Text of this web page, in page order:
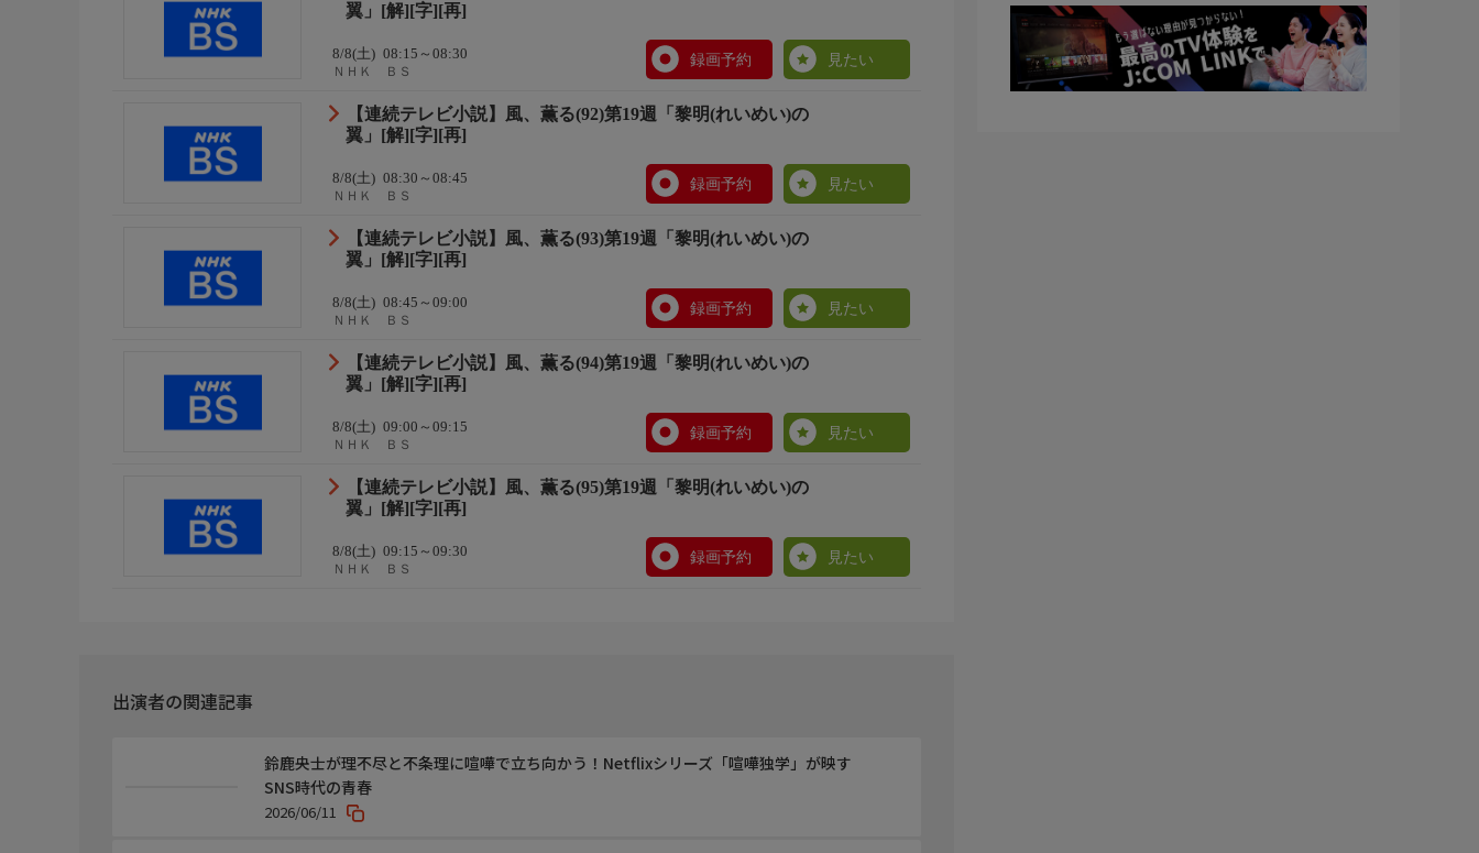
翼」[解][字][再]
8/8(土) 08:15～08:30
ＮＨＫ ＢＳ
録画予約 見たい
【連続テレビ小説】風、薫る(92)第19週「黎明(れいめい)の
翼」[解][字][再]
8/8(土) 08:30～08:45
ＮＨＫ ＢＳ
録画予約 見たい
【連続テレビ小説】風、薫る(93)第19週「黎明(れいめい)の
翼」[解][字][再]
8/8(土) 08:45～09:00
ＮＨＫ ＢＳ
録画予約 見たい
【連続テレビ小説】風、薫る(94)第19週「黎明(れいめい)の
翼」[解][字][再]
8/8(土) 09:00～09:15
ＮＨＫ ＢＳ
録画予約 見たい
【連続テレビ小説】風、薫る(95)第19週「黎明(れいめい)の
翼」[解][字][再]
8/8(土) 09:15～09:30
ＮＨＫ ＢＳ
録画予約 見たい
出演者の関連記事
鈴鹿央士が理不尽と不条理に喧嘩で立ち向かう！Netflixシリーズ「喧嘩独学」が映す
SNS時代の青春
2026/06/11